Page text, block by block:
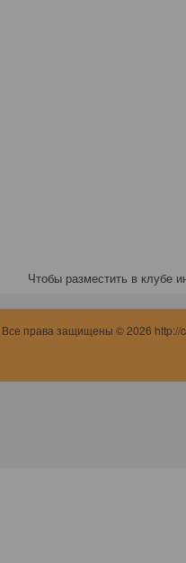
Чтобы разместить в клубе
Все права защищены © 2026 http://